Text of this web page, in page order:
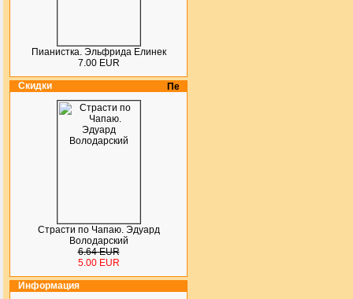
Пианистка. Эльфрида Елинек
7.00 EUR
Скидки
Страсти по Чапаю. Эдуард
Володарский
6.64 EUR
5.00 EUR
Информация